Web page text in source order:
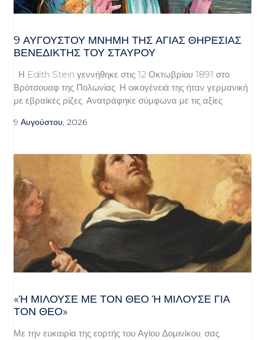
9 ΑΥΓΟΥΣΤΟΥ ΜΝΗΜΗ ΤΗΣ ΑΓΙΑΣ ΘΗΡΕΣΙΑΣ
ΒΕΝΕΔΙΚΤΗΣ ΤΟΥ ΣΤΑΥΡΟΥ
Η Edith Stein γεννήθηκε στις 12 Οκτωβρίου 1891 στο
Βρότσουαφ της Πολωνίας. Η οικογένειά της ήταν γερμανική
με εβραϊκές ρίζες. Ανατράφηκε σύμφωνα με τις αξίες
9 Αυγούστου, 2026
«Ή ΜΙΛΟΎΣΕ ΜΕ ΤΟΝ ΘΕΌ Ή ΜΙΛΟΎΣΕ ΓΙΑ ΤΟ
Ν ΘΕΌ»
Με την ευκαιρία της εορτής του Αγίου Δομινίκου, σας